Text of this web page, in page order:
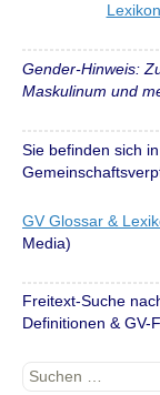
Gender-Hinweis:
Maskulinum und
Sie befinden sich
GV Glossar &
Media)
Freitext-Suche
Definitionen & GV-
Suchen